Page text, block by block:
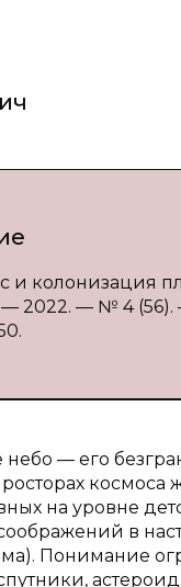
и колонизация
2022. — № 4 (56).
— его
на уровне
в
Понимание